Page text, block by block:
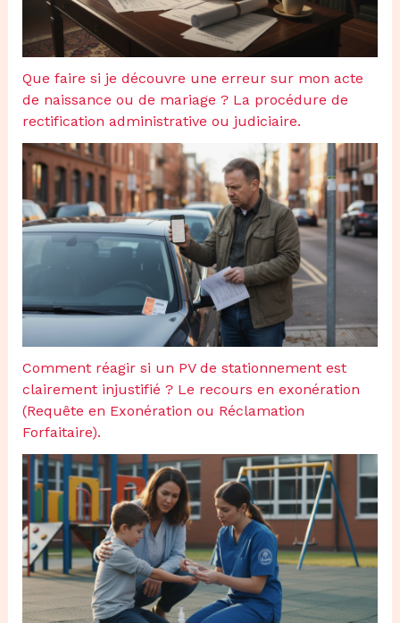
Que faire si je découvre une erreur sur mon acte
de naissance ou de mariage ? La procédure de
rectification administrative ou judiciaire.
Comment réagir si un PV de stationnement est
clairement injustifié ? Le recours en exonération
(Requête en Exonération ou Réclamation
Forfaitaire).